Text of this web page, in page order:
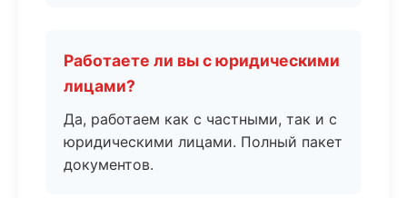
Работаете ли вы с юридическими
лицами?
Да, работаем как с частными, так и с
юридическими лицами. Полный пакет
документов.